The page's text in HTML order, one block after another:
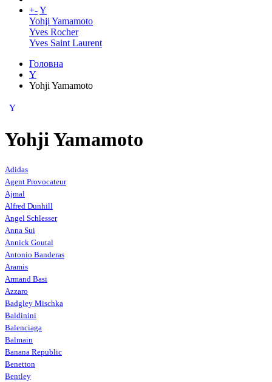
+-Y
Yohji Yamamoto
Yves Rocher
Yves Saint Laurent
Головна
Y
Yohji Yamamoto
Y
Yohji Yamamoto
Adidas
Agent Provocateur
Ajmal
Alfred Dunhill
Angel Schlesser
Anna Sui
Annick Goutal
Antonio Banderas
Aramis
Armand Basi
Azzaro
Badgley Mischka
Baldinini
Balenciaga
Balmain
Banana Republic
Benetton
Bentley